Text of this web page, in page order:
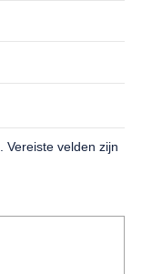
Vereiste velden zijn